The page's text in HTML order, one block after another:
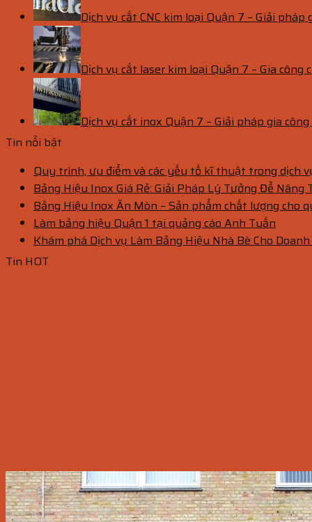
Dịch vụ cắt CNC kim loại Quận 7 – Giải
Dịch vụ cắt laser kim loại Quận 7 – Gia
Dịch vụ cắt inox Quận 7 – Giải pháp gia
Tin nổi bật
Quy trình, ưu điểm và các yếu tố kĩ thuật trong dịch
Bảng Hiệu Inox Giá Rẻ: Giải Pháp Lý Tưởng Để Nâng
Bảng Hiệu Inox Ăn Mòn – Sản phẩm chất lượng cho
Làm bảng hiệu Quận 1 tại quảng cáo Anh Tuấn
Khám phá Dịch vụ Làm Bảng Hiệu Nhà Bè Cho
Tin HOT